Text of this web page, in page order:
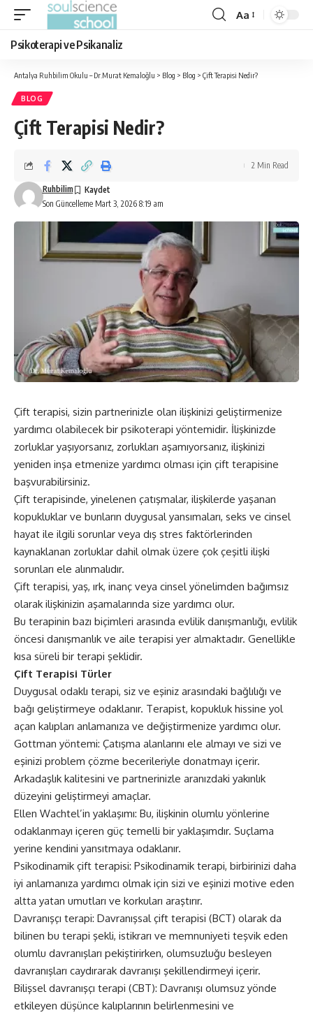
Font
Aa
Psikoterapi ve Psikanaliz
Antalya Ruhbilim Okulu – Dr.Murat Kemaloğlu > Blog > Blog > Çift Terapisi Nedir?
BLOG
Çift Terapisi Nedir?
Son Güncelleme Mart 3, 2026 8:19 am
Ruhbilim
2 Min Read
Çift terapisi, sizin partnerinizle olan ilişkinizi geliştirmenize
yardımcı olabilecek bir psikoterapi yöntemidir. İlişkinizde
zorluklar yaşıyorsanız, zorlukları aşamıyorsanız, ilişkinizi
yeniden inşa etmenize yardımcı olması için çift terapisine
başvurabilirsiniz.
Çift terapisinde, yinelenen çatışmalar, ilişkilerde yaşanan
kopukluklar ve bunların duygusal yansımaları, seks ve cinsel
hayat ile ilgili sorunlar veya dış stres faktörlerinden
kaynaklanan zorluklar dahil olmak üzere çok çeşitli ilişki
sorunları ele alınmalıdır.
Çift terapisi, yaş, ırk, inanç veya cinsel yönelimden bağımsız
olarak ilişkinizin aşamalarında size yardımcı olur.
Bu terapinin bazı biçimleri arasında evlilik danışmanlığı, evlilik
öncesi danışmanlık ve aile terapisi yer almaktadır. Genellikle
kısa süreli bir terapi şeklidir.
Çift Terapisi Türler
Duygusal odaklı terapi, siz ve eşiniz arasındaki bağlılığı ve
bağı geliştirmeye odaklanır. Terapist, kopukluk hissine yol
açan kalıpları anlamanıza ve değiştirmenize yardımcı olur.
Gottman yöntemi: Çatışma alanlarını ele almayı ve sizi ve
eşinizi problem çözme becerileriyle donatmayı içerir.
Arkadaşlık kalitesini ve partnerinizle aranızdaki yakınlık
düzeyini geliştirmeyi amaçlar.
Ellen Wachtel’in yaklaşımı: Bu, ilişkinin olumlu yönlerine
odaklanmayı içeren güç temelli bir yaklaşımdır. Suçlama
yerine kendini yansıtmaya odaklanır.
Psikodinamik çift terapisi: Psikodinamik terapi, birbirinizi daha
iyi anlamanıza yardımcı olmak için sizi ve eşinizi motive eden
altta yatan umutları ve korkuları araştırır.
Davranışçı terapi: Davranışsal çift terapisi (BCT) olarak da
bilinen bu terapi şekli, istikrarı ve memnuniyeti teşvik eden
olumlu davranışları pekiştirirken, olumsuzluğu besleyen
davranışları caydırarak davranışı şekillendirmeyi içerir.
Bilişsel davranışçı terapi (CBT): Davranışı olumsuz yönde
etkileyen düşünce kalıplarının belirlenmesini ve